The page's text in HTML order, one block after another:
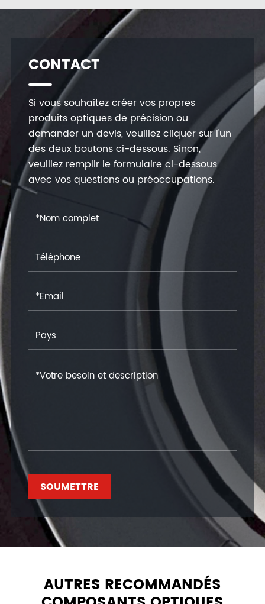
CONTACT
Si vous souhaitez créer vos propres
produits optiques de précision ou
demander un devis, veuillez cliquer sur l'un
des deux boutons ci-dessous. Sinon,
veuillez remplir le formulaire ci-dessous
avec vos questions ou préoccupations.
SOUMETTRE
AUTRES RECOMMANDÉS